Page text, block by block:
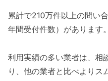
累計で210万件以上の問い
年間受付件数）があります。
利用実績の多い業者は、相
り、他の業者と比べよりス